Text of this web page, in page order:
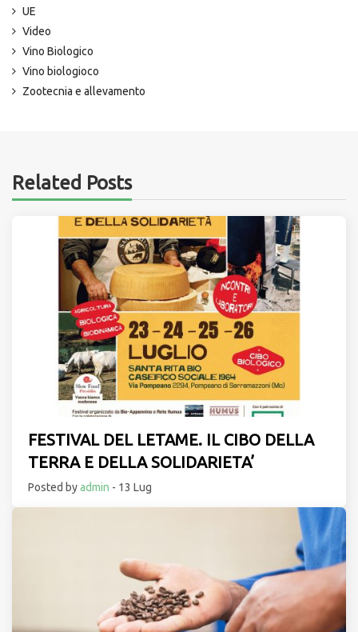
UE
Video
Vino Biologico
Vino biologioco
Zootecnia e allevamento
Related Posts
FESTIVAL DEL LETAME. IL CIBO DELLA
TERRA E DELLA SOLIDARIETA’
Posted byadmin - 13 Lug